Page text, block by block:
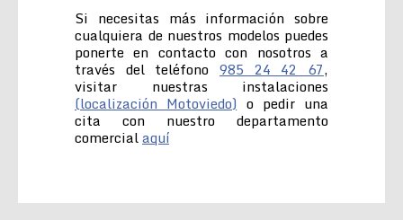
Si necesitas más información sobre
cualquiera de nuestros modelos puedes
ponerte en contacto con nosotros a
través del teléfono 985 24 42 67,
visitar nuestras instalaciones
(localización Motoviedo) o pedir una
cita con nuestro departamento
comercialaquí